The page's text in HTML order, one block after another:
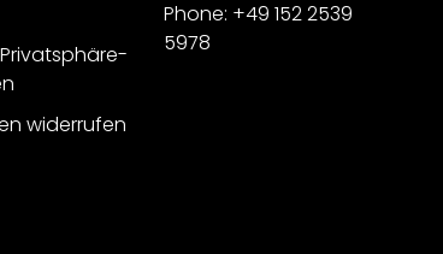
widerrufen
Phone: +49 152 2539
5978